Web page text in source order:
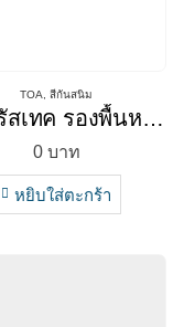
TOA สีกันสนิม
TOA รัสเทค รองพื้นหยุดสนิม
0 บาท
หยิบใส่ตะกร้า